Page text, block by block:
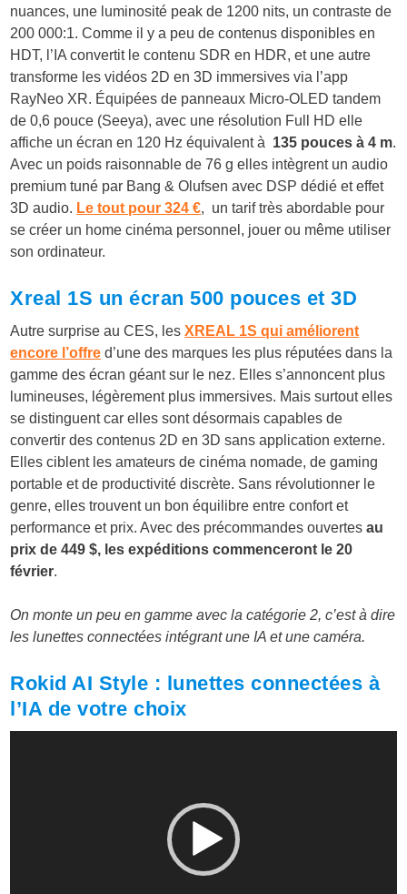
nuances, une luminosité peak de 1200 nits, un contraste de
200 000:1. Comme il y a peu de contenus disponibles en
HDT, l’IA convertit le contenu SDR en HDR, et une autre
transforme les vidéos 2D en 3D immersives via l’app
RayNeo XR. Équipées de panneaux Micro-OLED tandem
de 0,6 pouce (Seeya), avec une résolution Full HD elle
affiche un écran en 120 Hz équivalent à 135 pouces à 4 m.
Avec un poids raisonnable de 76 g elles intègrent un audio
premium tuné par Bang & Olufsen avec DSP dédié et effet
3D audio. Le tout pour 324 €, un tarif très abordable pour
se créer un home cinéma personnel, jouer ou même utiliser
son ordinateur.
Xreal 1S un écran 500 pouces et 3D
Autre surprise au CES, lesXREAL 1S qui améliorent
encore l’offre d’une des marques les plus réputées dans la
gamme des écran géant sur le nez. Elles s’annoncent plus
lumineuses, légèrement plus immersives. Mais surtout elles
se distinguent car elles sont désormais capables de
convertir des contenus 2D en 3D sans application externe.
Elles ciblent les amateurs de cinéma nomade, de gaming
portable et de productivité discrète. Sans révolutionner le
genre, elles trouvent un bon équilibre entre confort et
performance et prix. Avec des précommandes ouvertesau
prix de 449 $, les expéditions commenceront le 20
février.
On monte un peu en gamme avec la catégorie 2, c’est à dire
les lunettes connectées intégrant une IA et une caméra.
Rokid AI Style : lunettes connectées à
l’IA de votre choix